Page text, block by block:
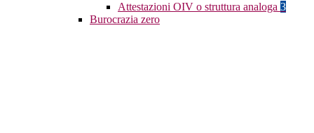
Attestazioni OIV o struttura analoga 3
Burocrazia zero